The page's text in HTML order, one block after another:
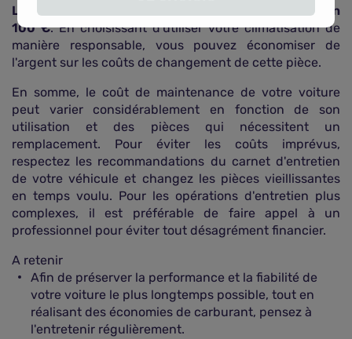
Le coût de la recharge de climatisation est d'environ
100 €. En choisissant d'utiliser votre climatisation de
manière responsable, vous pouvez économiser de
l'argent sur les coûts de changement de cette pièce.
En somme, le coût de maintenance de votre voiture
peut varier considérablement en fonction de son
utilisation et des pièces qui nécessitent un
remplacement. Pour éviter les coûts imprévus,
respectez les recommandations du carnet d'entretien
de votre véhicule et changez les pièces vieillissantes
en temps voulu. Pour les opérations d'entretien plus
complexes, il est préférable de faire appel à un
professionnel pour éviter tout désagrément financier.
A retenir
Afin de préserver la performance et la fiabilité de
votre voiture le plus longtemps possible, tout en
réalisant des économies de carburant, pensez à
l'entretenir régulièrement.